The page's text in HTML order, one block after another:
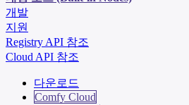
개발
지원
Registry API 참조
Cloud API 참조
다운로드
Comfy Cloud